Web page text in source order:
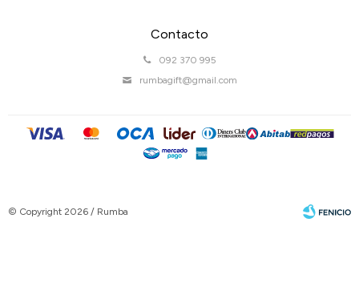
Contacto
092 370 995
rumbagift@gmail.com
© Copyright 2026 / Rumba